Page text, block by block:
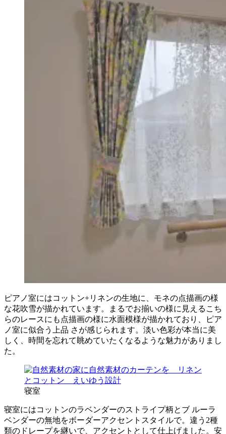
ピアノ室にはコットン+リネンの生地に、モネの点描画の様
な花吹雪が描かれています。まるでお揃いの様に見えるこち
らのレースにも点描画の様に水面模様が描かれており、ピア
ノ室に似合う上品 さが感じられます。淡い色彩が本当に美
しく、時間を忘れて眺めていたくなるような魅力がありまし
た。
寝室
寝室にはコットンのラベンダーのストライプ柄とブ ルーラ
ベンダーの無地をボーダーアクセントスタイルで。違う2種
類のドレープを継いで、アクセントとして仕上げました。安